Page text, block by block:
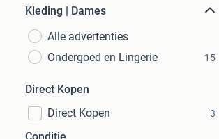
Kleding | Dames
Alle advertenties
Ondergoed en Lingerie
15
Direct Kopen
Direct Kopen
3